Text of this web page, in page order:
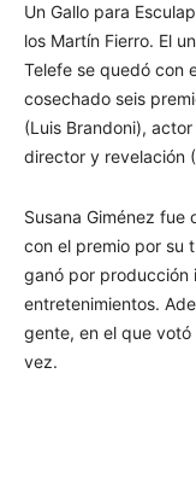
Un Gallo para
los Martín Fierro. El
Telefe se quedó con
cosechado seis
(Luis Brandoni),
director y revelación
Susana Giménez fue
con el premio por su
ganó por producción
entretenimientos.
gente, en el que
vez.